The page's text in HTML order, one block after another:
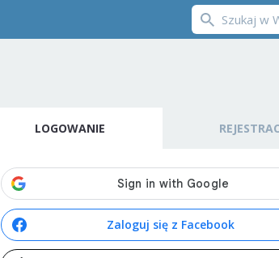
LOGOWANIE
Zaloguj się z Facebook